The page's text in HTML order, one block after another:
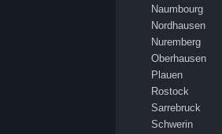
Naumbourg
Nordhausen
Nuremberg
Oberhausen
Plauen
Rostock
Sarrebruck
Schwerin